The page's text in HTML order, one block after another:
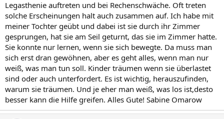
Legasthenie auftreten und bei Rechenschwäche. Oft treten
solche Erscheinungen halt auch zusammen auf. Ich habe mit
meiner Tochter geübt und dabei ist sie durch ihr Zimmer
gesprungen, hat sie am Seil geturnt, das sie im Zimmer hatte.
Sie konnte nur lernen, wenn sie sich bewegte. Da muss man
sich erst dran gewöhnen, aber es geht alles, wenn man nur
weiß, was man tun soll. Kinder träumen wenn sie überlastet
sind oder auch unterfordert. Es ist wichtig, herauszufinden,
warum sie träumen. Und je eher man weiß, was los ist,desto
besser kann die Hilfe greifen. Alles Gute! Sabine Omarow